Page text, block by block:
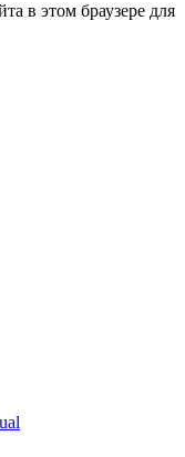
в этом браузере для